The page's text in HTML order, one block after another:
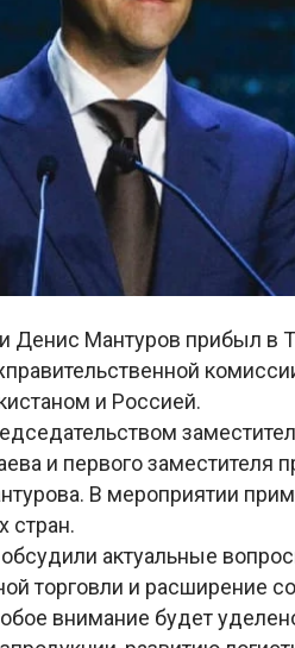
Денис Мантуров прибыл в
и Россией.
и первого заместителя
В мероприятии
стран.
актуальные
торговли и расширение
внимание будет